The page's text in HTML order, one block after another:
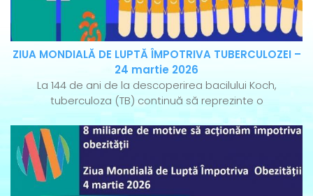
ZIUA MONDIALĂ DE LUPTĂ ÎMPOTRIVA TUBERCULOZEI –
24 martie 2026
La 144 de ani de la descoperirea bacilului Koch,
tuberculoza (TB) continuă să reprezinte o